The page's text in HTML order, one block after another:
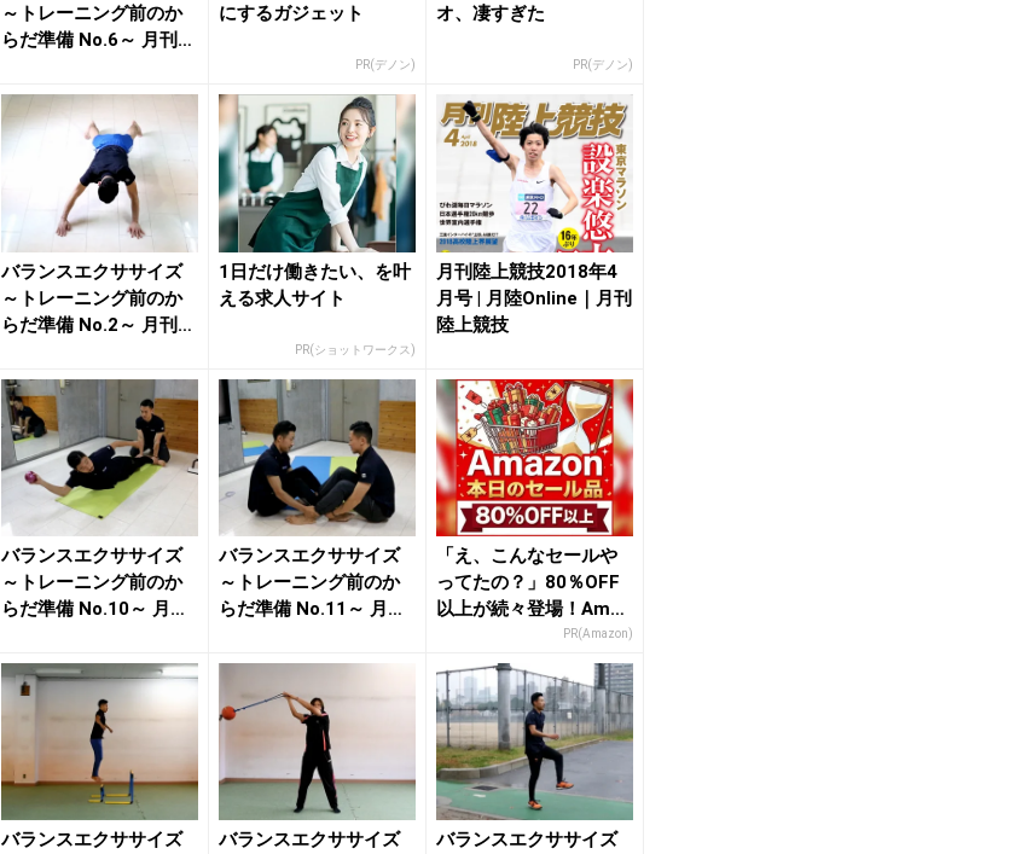
～トレーニング前のか
らだ準備 No.6～ 月刊陸
にするガジェット
PR(デノン)
オ、凄すぎた
PR(デノン)
バランスエクササイズ
～トレーニング前のか
らだ準備 No.2～ 月刊陸
1日だけ働きたい、を叶
える求人サイト
PR(ショットワークス)
月刊陸上競技2018年4
月号 | 月陸Online｜月刊
陸上競技
バランスエクササイズ
～トレーニング前のか
らだ準備 No.10～ 月刊
バランスエクササイズ
～トレーニング前のか
らだ準備 No.11～ 月刊
「え、こんなセールや
ってたの？」80％OFF
以上が続々登場！Amaz
PR(Amazon)
バランスエクササイズ
バランスエクササイズ
バランスエクササイズ